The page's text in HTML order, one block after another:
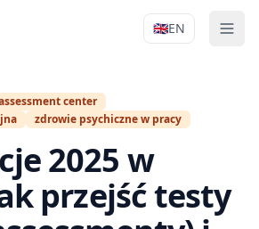
🇬🇧EN
Apply4Me
center
zdrowie psychiczne w pracy
2025 w
przejść testy